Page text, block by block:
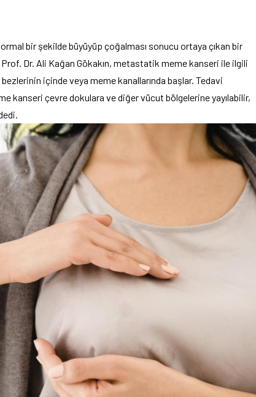
bir şekilde büyüyüp çoğalması sonucu ortaya çıkan bir
Dr. Ali Kağan Gökakın, metastatik meme kanseri ile ilgili
içinde veya meme kanallarında başlar. Tedavi
kanseri çevre dokulara ve diğer vücut bölgelerine yayılabilir,